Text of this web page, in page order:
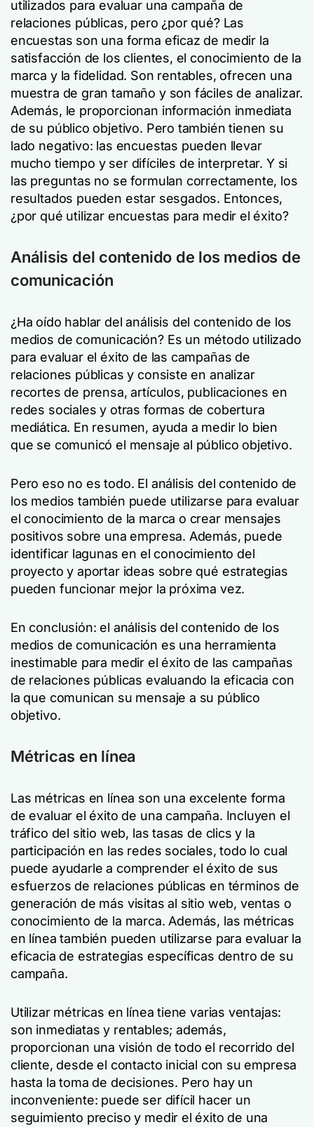
utilizados para evaluar una campaña de
relaciones públicas, pero ¿por qué? Las
encuestas son una forma eficaz de medir la
satisfacción de los clientes, el conocimiento de la
marca y la fidelidad. Son rentables, ofrecen una
muestra de gran tamaño y son fáciles de analizar.
Además, le proporcionan información inmediata
de su público objetivo. Pero también tienen su
lado negativo: las encuestas pueden llevar
mucho tiempo y ser difíciles de interpretar. Y si
las preguntas no se formulan correctamente, los
resultados pueden estar sesgados. Entonces,
¿por qué utilizar encuestas para medir el éxito?
Análisis del contenido de los medios de
comunicación
¿Ha oído hablar del análisis del contenido de los
medios de comunicación? Es un método utilizado
para evaluar el éxito de las campañas de
relaciones públicas y consiste en analizar
recortes de prensa, artículos, publicaciones en
redes sociales y otras formas de cobertura
mediática. En resumen, ayuda a medir lo bien
que se comunicó el mensaje al público objetivo.
Pero eso no es todo. El análisis del contenido de
los medios también puede utilizarse para evaluar
el conocimiento de la marca o crear mensajes
positivos sobre una empresa. Además, puede
identificar lagunas en el conocimiento del
proyecto y aportar ideas sobre qué estrategias
pueden funcionar mejor la próxima vez.
En conclusión: el análisis del contenido de los
medios de comunicación es una herramienta
inestimable para medir el éxito de las campañas
de relaciones públicas evaluando la eficacia con
la que comunican su mensaje a su público
objetivo.
Métricas en línea
Las métricas en línea son una excelente forma
de evaluar el éxito de una campaña. Incluyen el
tráfico del sitio web, las tasas de clics y la
participación en las redes sociales, todo lo cual
puede ayudarle a comprender el éxito de sus
esfuerzos de relaciones públicas en términos de
generación de más visitas al sitio web, ventas o
conocimiento de la marca. Además, las métricas
en línea también pueden utilizarse para evaluar la
eficacia de estrategias específicas dentro de su
campaña.
Utilizar métricas en línea tiene varias ventajas:
son inmediatas y rentables; además,
proporcionan una visión de todo el recorrido del
cliente, desde el contacto inicial con su empresa
hasta la toma de decisiones. Pero hay un
inconveniente: puede ser difícil hacer un
seguimiento preciso y medir el éxito de una